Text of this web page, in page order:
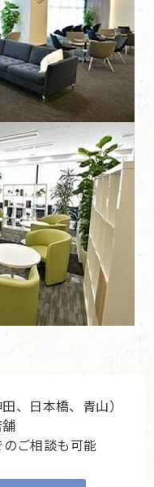
、日本橋、青山）
ご相談も可能